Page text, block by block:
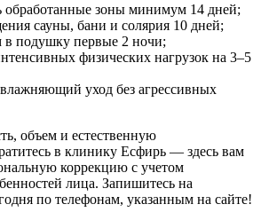
обработанные зоны минимум 14 дней;
сауны, бани и солярия 10 дней;
в подушку первые 2 ночи;
физических нагрузок на 3–5
уход без агрессивных
объем и естественную
в клинику Есфирь — здесь вам
коррекцию с учетом
лица. Запишитесь на
по телефонам, указанным на сайте!